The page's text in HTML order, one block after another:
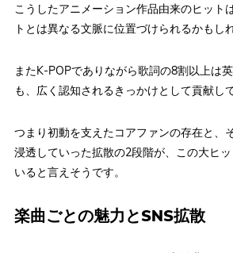
こうしたアニメーション作品由来のヒット
トとは異なる文脈に位置づけられるかもし
またK-POPでありながら歌詞の8割以上は
も、広く認知されるきっかけとして貢献し
つまり初動を支えたコアファンの存在と、
浸透していった拡散の2段階が、この大ヒ
いると言えそうです。
楽曲ごとの魅力とSNS拡散